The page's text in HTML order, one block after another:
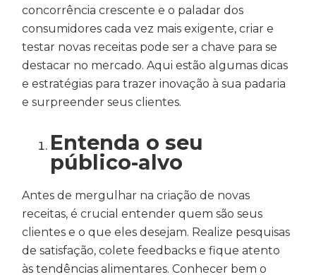
concorrência crescente e o paladar dos
consumidores cada vez mais exigente, criar e
testar novas receitas pode ser a chave para se
destacar no mercado. Aqui estão algumas dicas
e estratégias para trazer inovação à sua padaria
e surpreender seus clientes.
Entenda o seu
público-alvo
Antes de mergulhar na criação de novas
receitas, é crucial entender quem são seus
clientes e o que eles desejam. Realize pesquisas
de satisfação, colete feedbacks e fique atento
às tendências alimentares. Conhecer bem o